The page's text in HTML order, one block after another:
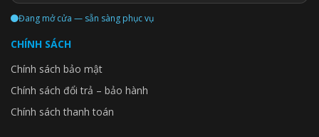
Đang mở cửa — sẵn sàng phục vụ
CHÍNH SÁCH
Chính sách bảo mật
Chính sách đổi trả – bảo hành
Chính sách thanh toán